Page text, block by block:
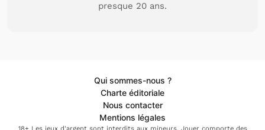
presque 20 ans.
Qui sommes-nous ?
Charte éditoriale
Nous contacter
Mentions légales